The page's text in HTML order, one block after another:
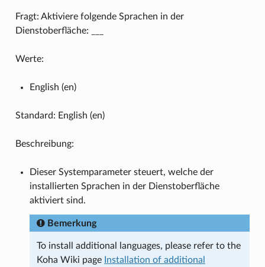
Fragt: Aktiviere folgende Sprachen in der
Dienstoberfläche: ___
Werte:
English (en)
Standard: English (en)
Beschreibung:
Dieser Systemparameter steuert, welche der
installierten Sprachen in der Dienstoberfläche
aktiviert sind.
Bemerkung
To install additional languages, please refer to the
Koha Wiki page Installation of additional